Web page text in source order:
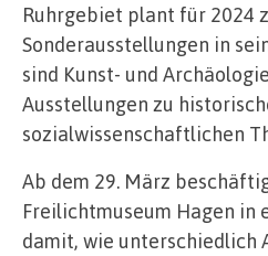
Ruhrgebiet plant für 2024
Sonderausstellungen in
sind Kunst- und
Ausstellungen zu
sozialwissenschaftlichen
Ab dem 29. März
Freilichtmuseum Hagen in
damit, wie unterschiedlich